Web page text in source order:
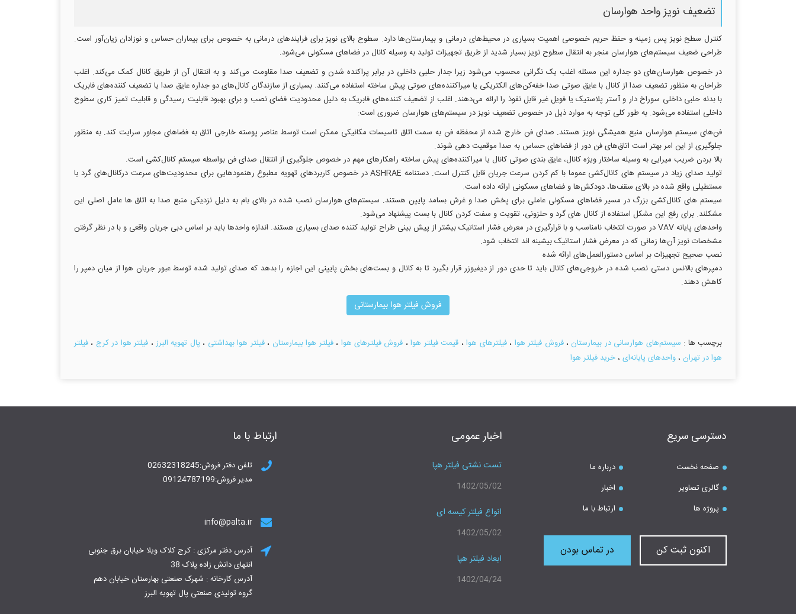
تضعیف نویز واحد هوارسان
کنترل سطح نویز پس زمینه و حفظ حریم خصوصی اهمیت بسیاری در محیط‌های درمانی و بیمارستان‌ها دارد. سطوح بالای نویز برای فرایندهای درمانی به خصوص برای بیماران حساس و نوزادان زیان‌آور است.
طراحی ضعیف سیستم‌های هوارسان منجر به انتقال سطوح نویز بسیار شدید از طریق تجهیزات تولید به وسیله کانال در فضاهای مسکونی می‌شود.
در خصوص هوارسان‌های دو جداره این مسئله اغلب یک نگرانی محسوب می‌شود زیرا جدار حلبی داخلی در برابر پراکنده شدن و تضعیف صدا مقاومت می‌کند و به انتقال آن از طریق کانال کمک می‌کند. اغلب
طراحان به منظور تضعیف صدا از کانال با عایق صوتی صدا خفه‌کن‌های الکتریکی یا میراکننده‌های صوتی پیش ساخته استفاده می‌کنند. بسیاری از سازندگان کانال‌های دو جداره عایق صدا یا تضعیف کننده‌های فابریک
با بدنه حلبی داخلی سوراخ دار و آستر پلاستیک یا فویل غیر قابل نفوذ را ارائه می‌دهند. اغلب از تضعیف کننده‌های فابریک به دلیل محدودیت فضای نصب و برای بهبود قابلیت رسیدگی و قابلیت تمیز کاری سطوح
داخلی استفاده می‌شود. به طور کلی توجه به موارد ذیل در خصوص تضعیف نویز در سیستم‌های هوارسان ضروری است:
فن‌های سیستم هوارسان منبع همیشگی نویز هستند. صدای فن خارج شده از محفظه فن به سمت اتاق تاسیسات مکانیکی ممکن است توسط عناصر پوسته خارجی اتاق به فضاهای مجاور سرایت کند. به منظور
جلوگیری از این امر بهتر است اتاق‌های فن دور از فضاهای حساس به صدا موقعیت دهی شوند.
بالا بردن ضریب میرایی به وسیله ساختار ویژه کانال، عایق بندی صوتی کانال یا میراکننده‌های پیش ساخته راهکارهای مهم در خصوص جلوگیری از انتقال صدای فن بواسطه سیستم کانال‌کشی است.
تولید صدای زیاد در سیستم های کانال‌کشی عموما با کم کردن سرعت جریان قابل کنترل است. دستنامه ASHRAE در خصوص کاربردهای تهویه مطبوع رهنمودهایی برای محدودیت‌های سرعت درکانال‌های گرد یا
مستطیلی واقع شده در بالای سقف‌ها، دودکش‌ها و فضاهای مسکونی ارائه داده است.
سیستم های کانال‌کشی بزرگ در مسیر فضاهای مسکونی عاملی برای پخش صدا و غرش بسامد پایین هستند. سیستم‌های هوارسان نصب شده در بالای بام به دلیل نزدیکی منبع صدا به اتاق ها عامل اصلی این
مشکلند. برای رفع این مشکل استفاده از کانال های گرد و حلزونی، تقویت و سفت کردن کانال با بست پیشنهاد می‌شود.
واحد‌های پایانه VAV در صورت انتخاب نامناسب و با قرارگیری در معرض فشار استاتیک بیشتر از پیش بینی طراح تولید کننده صدای بسیاری هستند. اندازه واحدها باید بر اساس دبی جریان واقعی و با در نظر گرفتن
مشخصات نویز آن‌ها زمانی که در معرض فشار استاتیک بیشینه اند انتخاب شود.
نصب صحیح تجهیزات بر اساس دستورالعمل‌های ارائه شده
دمپرهای بالانس دستی نصب شده در خروجی‌های کانال باید تا حدی دور از دیفیوزر قرار بگیرد تا به کانال و بست‌های بخش پایینی این اجازه را بدهد که صدای تولید شده توسط عبور جریان هوا از میان دمپر را
کاهش دهند.
فروش فیلتر هوا بیمارستانی
برچسب ها : سیستم‌های هوارسانی در بیمارستان‌ ،فروش فیلتر هوا ،فیلترهای هوا، قیمت فیلتر هوا، فروش فیلترهای هوا ،فیلتر هوا بیمارستان‌ ،فیلتر هوا بهداشتی ، پال تهویه البرز، فیلتر هوا در کرج ،فیلتر
هوا در تهران ، واحدهای پایانه‌ای، خرید فیلتر هوا
دسترسی سریع
صفحه نخست
درباره ما
گالری تصاویر
اخبار
پروژه ها
ارتباط با ما
اکنون ثبت کن در تماس بودن
اخبار عمومی
تست نشتی فیلتر هپا
1402/05/02
انواع فیلتر کیسه ای
1402/05/02
ابعاد فیلتر هپا
1402/04/24
ارتباط با ما
تلفن دفتر فروش:02632318245
مدیر فروش:09124787199
info@palta.ir
آدرس دفتر مرکزی : کرج کلاک ویلا خیابان برق جنوبی
انتهای دانش زاده پلاک 38
آدرس کارخانه : شهرک صنعتی بهارستان خیابان دهم
گروه تولیدی صنعتی پال تهویه البرز